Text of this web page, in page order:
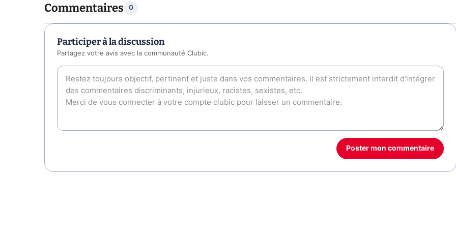
Commentaires 0
Participer à la discussion
Partagez votre avis avec la communauté Clubic.
Poster mon commentaire